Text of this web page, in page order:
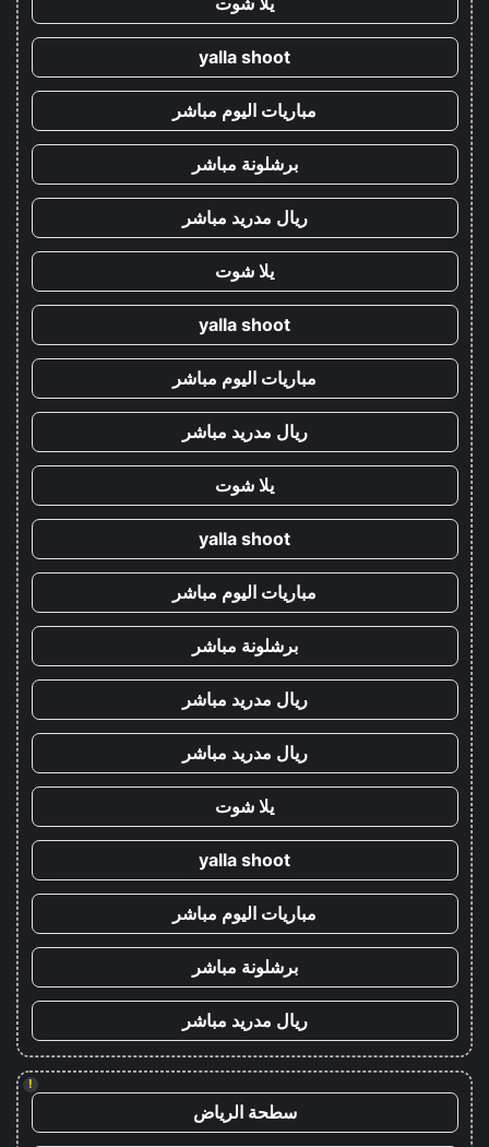
yalla shoot
مباريات اليوم مباشر
برشلونة مباشر
ريال مدريد مباشر
يلا شوت
yalla shoot
مباريات اليوم مباشر
ريال مدريد مباشر
يلا شوت
yalla shoot
مباريات اليوم مباشر
برشلونة مباشر
ريال مدريد مباشر
ريال مدريد مباشر
يلا شوت
yalla shoot
مباريات اليوم مباشر
برشلونة مباشر
ريال مدريد مباشر
!
سطحة الرياض